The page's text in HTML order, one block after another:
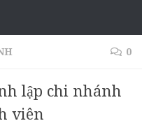
0
lập chi nhánh
viên